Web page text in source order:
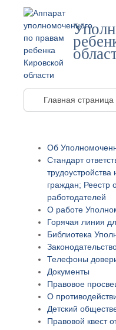
Главная страница
Об
Стандарт
граждан; Реестр
работодателей
О работе
Горячая линия
Библиотека
Телефоны
Документы
Правовое
О
Детский
Правовой квест